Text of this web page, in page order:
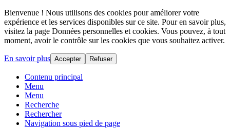
Bienvenue ! Nous utilisons des cookies pour améliorer votre
expérience et les services disponibles sur ce site. Pour en savoir plus,
visitez la page Données personnelles et cookies. Vous pouvez, à tout
moment, avoir le contrôle sur les cookies que vous souhaitez activer.
En savoir plus Accepter Refuser
Contenu principal
Menu
Menu
Recherche
Rechercher
Navigation sous pied de page